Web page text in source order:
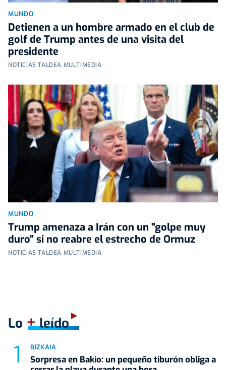
MUNDO
Detienen a un hombre armado en el club de
golf de Trump antes de una visita del
presidente
NOTICIAS TALDEA MULTIMEDIA
MUNDO
Trump amenaza a Irán con un "golpe muy
duro" si no reabre el estrecho de Ormuz
NOTICIAS TALDEA MULTIMEDIA
Lo +leído
BIZKAIA
Sorpresa en Bakio: un pequeño tiburón obliga a